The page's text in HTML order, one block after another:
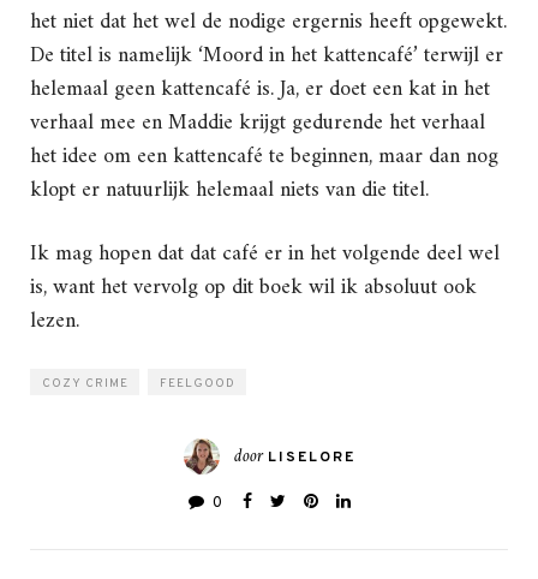
het niet dat het wel de nodige ergernis heeft opgewekt.
De titel is namelijk ‘Moord in het kattencafé’ terwijl er
helemaal geen kattencafé is. Ja, er doet een kat in het
verhaal mee en Maddie krijgt gedurende het verhaal
het idee om een kattencafé te beginnen, maar dan nog
klopt er natuurlijk helemaal niets van die titel.
Ik mag hopen dat dat café er in het volgende deel wel
is, want het vervolg op dit boek wil ik absoluut ook
lezen.
COZY CRIME FEELGOOD
door LISELORE
0